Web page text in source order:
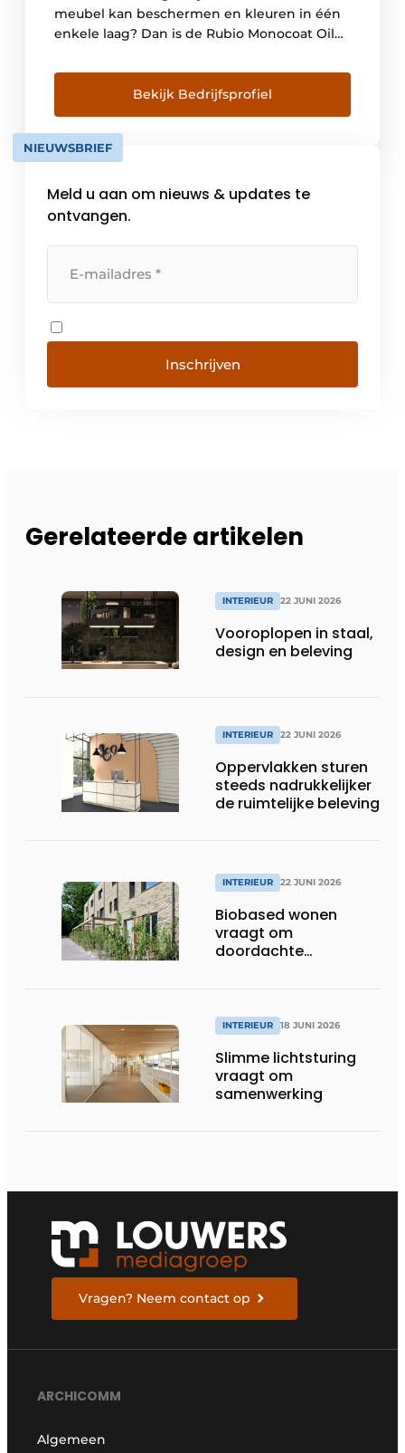
meubel kan beschermen en kleuren in één
enkele laag? Dan is de Rubio Monocoat Oil
De Oil Plus 2C beschermt en kleurt vrijwel
alle houtsoorten bij elke mogelijk
toepassing: teakhouten meubelen, een
eikenhout parket, een trap in Douglas hout
of een MDF […]
Bekijk Bedrijfsprofiel
NIEUWSBRIEF
Meld u aan om nieuws & updates te
ontvangen.
Inschrijven
Gerelateerde artikelen
INTERIEUR 22 JUNI 2026
Vooroplopen in staal,
design en beleving
INTERIEUR 22 JUNI 2026
Oppervlakken sturen
steeds nadrukkelijker
de ruimtelijke beleving
INTERIEUR 22 JUNI 2026
Biobased wonen
vraagt om
doordachte
INTERIEUR 18 JUNI 2026
Slimme lichtsturing
vraagt om
samenwerking
Vragen? Neem contact op
ARCHICOMM
Algemeen